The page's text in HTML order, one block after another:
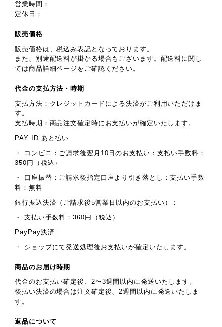
営業時間：
定休日：
販売価格
販売価格は、税込み表記となっております。
また、別途配送料が掛かる場合もございます。配送料に関し
ては商品詳細ページをご確認ください。
代金の支払方法・時期
支払方法：クレジットカードによる決済がご利用いただけま
す。
支払時期：商品注文確定時にお支払いが確定いたします。
PAY ID あと払い:
・ コンビニ：ご請求後翌月10日のお支払い：支払い手数料：
350円（税込）
・ 口座振替：ご請求後指定口座より引き落とし：支払い手数
料：無料
銀行振込決済（ご請求後5営業日以内のお支払い）：
・ 支払い手数料：360円（税込）
PayPay決済:
・ ショップにて発送処理後お支払いが確定いたします。
商品のお届け時期
代金のお支払い確定後、2〜3週間以内に発送いたします。
後払い決済の場合は注文確定後、2週間以内に発送いたしま
す。
返品について